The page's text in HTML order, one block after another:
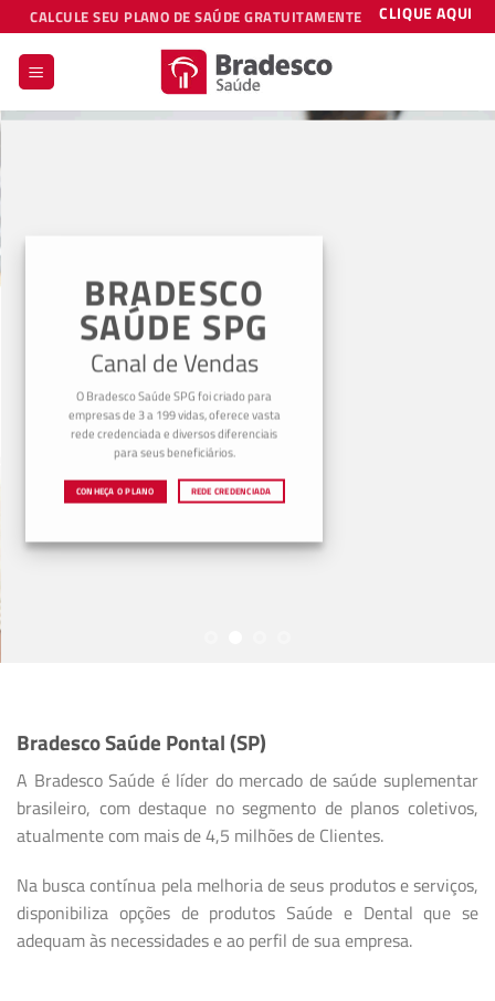
Skip
to
content
CALCULE SEU PLANO DE SAÚDE GRATUITAMENTE CLIQUE AQUI
BRADESCO
SAÚDE SPG
Canal de Vendas
O Bradesco Saúde SPG foi criado para
empresas de 3 a 199 vidas, oferece vasta
rede credenciada e diversos diferenciais
para seus beneficiários.
CONHEÇA O PLANO REDE CREDENCIADA
Bradesco Saúde Pontal (SP)
A Bradesco Saúde é líder do mercado de saúde suplementar
brasileiro, com destaque no segmento de planos coletivos,
atualmente com mais de 4,5 milhões de Clientes.
Na busca contínua pela melhoria de seus produtos e serviços,
disponibiliza opções de produtos Saúde e Dental que se
adequam às necessidades e ao perfil de sua empresa.